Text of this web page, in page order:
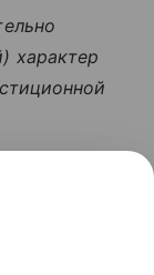
характер
такое